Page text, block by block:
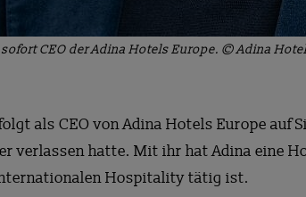
CEO der Adina Hotels Europe. © Adina
als CEO von Adina Hotels Europe auf
verlassen hatte. Mit ihr hat Adina eine
Hospitality tätig ist.